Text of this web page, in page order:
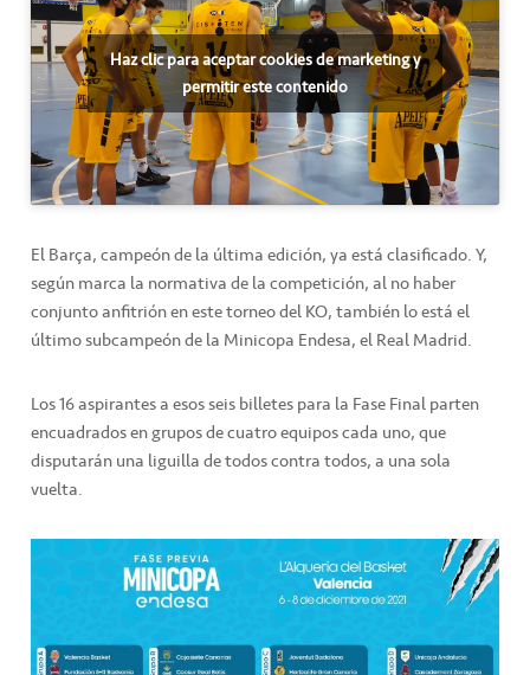
Haz clic para aceptar cookies de marketing y
permitir este contenido
El Barça, campeón de la última edición, ya está clasificado. Y,
según marca la normativa de la competición, al no haber
conjunto anfitrión en este torneo del KO, también lo está el
último subcampeón de la Minicopa Endesa, el Real Madrid.
Los 16 aspirantes a esos seis billetes para la Fase Final parten
encuadrados en grupos de cuatro equipos cada uno, que
disputarán una liguilla de todos contra todos, a una sola
vuelta.